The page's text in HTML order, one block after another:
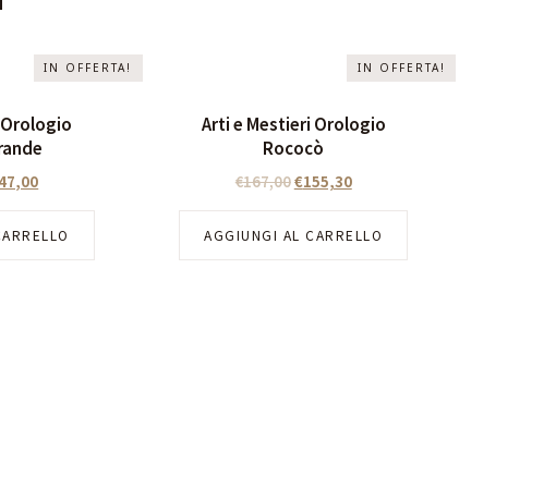
IN OFFERTA! IN OFFERTA!
Arti e Mestieri Orologio
Rococò
€167,00€155,30
AGGIUNGI AL CARRELLO